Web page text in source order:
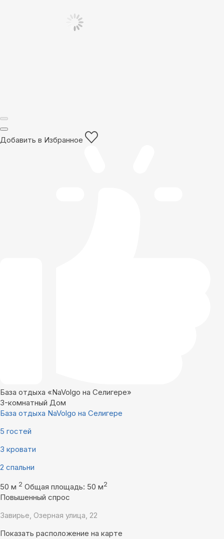
Добавить в Избранное
База отдыха «NaVolgo на Селигере»
3-комнатный Дом
База отдыха NaVolgo на Селигере
5 гостей
3 кровати
2 спальни
50 м 2 Общая площадь: 50 м2
Повышенный спрос
Завирье, Озерная улица, 22
Показать расположение на карте